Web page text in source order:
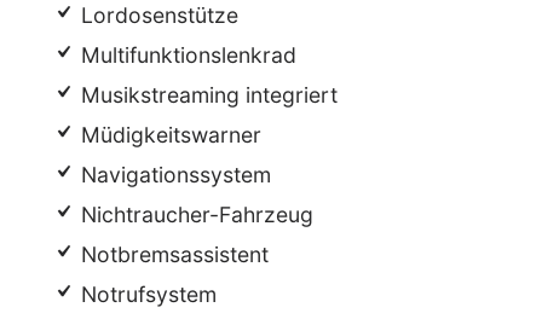
Lordosenstütze
Multifunktionslenkrad
Musikstreaming integriert
Müdigkeitswarner
Navigationssystem
Nichtraucher-Fahrzeug
Notbremsassistent
Notrufsystem